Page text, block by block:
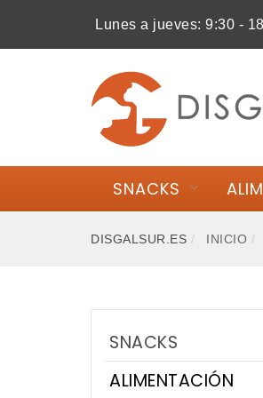
Lunes a jueves: 9:30 -
SNACKS
MI COMPRA
ALIMENTACIÓN
ACCESORIOS
NOVEDADES
DISGALSUR.ES INICIO
SNACKS
ALIMENTACIÓN